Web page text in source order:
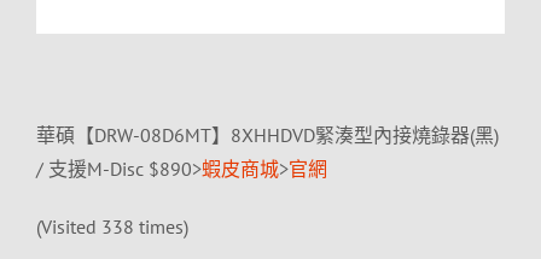
華碩【DRW-08D6MT】8XHHDVD緊湊型內接燒錄器(黑)
/ 支援M-Disc $890>蝦皮商城>官網
(Visited 338 times)